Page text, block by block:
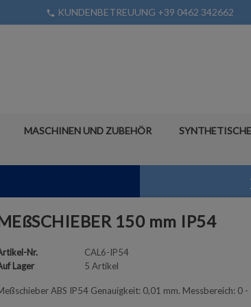
phone KUNDENBETREUUNG +39 0462 342662
MASCHINEN UND ZUBEHÖR
150 mm IP54
Nr.
CAL6-IP54
Lager
5 Artikel
ABS IP54 Genauigkeit: 0,01 mm. Messbereich: 0 -